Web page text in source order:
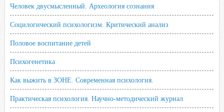
Человек двусмысленный. Археология сознания
Социлогический психологизм. Критический анализ
Половое воспитание детей
Психогенетика
Как выжить в ЗОНЕ. Современная психология.
Практическая психология. Научно-методический журнал